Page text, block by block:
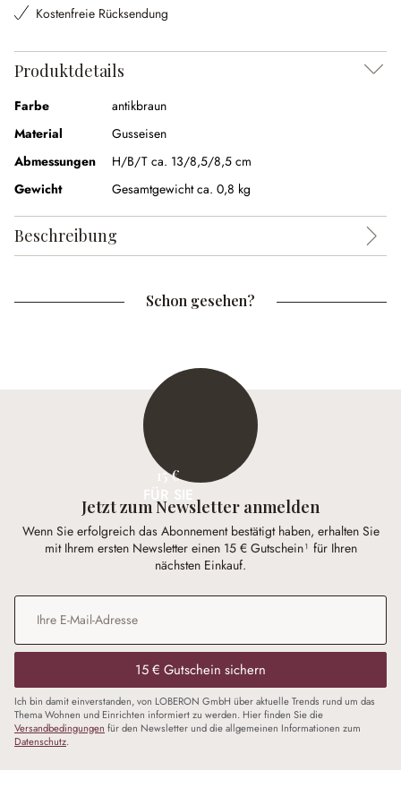
Kostenfreie Rücksendung
Produktdetails
Farbe
antikbraun
Material
Gusseisen
Abmessungen
H/B/T ca. 13/8,5/8,5 cm
Gewicht
Gesamtgewicht ca. 0,8 kg
Beschreibung
Schon gesehen?
15 €
Jetzt zum Newsletter anmelden
Wenn Sie erfolgreich das Abonnement bestätigt haben, erhalten Sie
mit Ihrem ersten Newsletter einen 15 € Gutschein¹ für Ihren
nächsten Einkauf.
E-Mail-Adresse
15 € Gutschein sichern
Ich bin damit einverstanden, von LOBERON GmbH über aktuelle Trends rund um das
Thema Wohnen und Einrichten informiert zu werden. Hier finden Sie die
Versandbedingungen für den Newsletter und die allgemeinen Informationen zum
Datenschutz.